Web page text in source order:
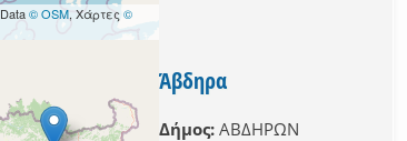
© OSM, Χάρτες ©
Άβδηρα
Δήμος: ΑΒΔΗΡΩΝ